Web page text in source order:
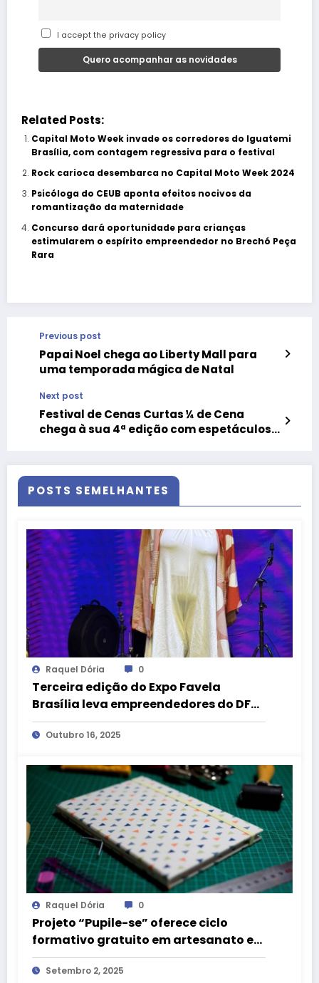
I accept the privacy policy
Related Posts:
Capital Moto Week invade os corredores do Iguatemi
Brasília, com contagem regressiva para o festival
Rock carioca desembarca no Capital Moto Week 2024
Psicóloga do CEUB aponta efeitos nocivos da
romantização da maternidade
Concurso dará oportunidade para crianças
estimularem o espírito empreendedor no Brechó Peça
Rara
Previous post
Papai Noel chega ao Liberty Mall para
uma temporada mágica de Natal
Next post
Festival de Cenas Curtas ¼ de Cena
chega à sua 4ª edição com espetáculos
POSTS SEMELHANTES
Raquel Dória 0
Terceira edição do Expo Favela
Brasília leva empreendedores do DF
para competição em São Paulo
Outubro 16, 2025
Raquel Dória 0
Projeto “Pupile-se” oferece ciclo
formativo gratuito em artesanato e
empreendedorismo para mulheres do
DFSetembro 2, 2025